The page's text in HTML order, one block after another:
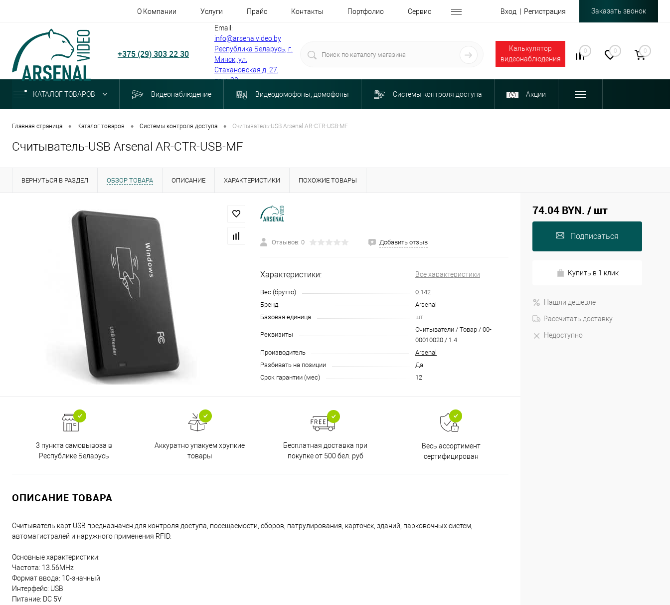
О Компании Услуги Прайс Контакты Портфолио Сервис Вход Регистрация Заказать звонок
+375 (29) 303 22 30
Email:
info@arsenalvideo.by
Республика Беларусь, г.
Минск, ул.
Стахановская д. 27,
пом. 30
Калькулятор
видеонаблюдения
0 0 0
КАТАЛОГ ТОВАРОВ Видеонаблюдение Видеодомофоны, домофоны Системы контроля доступа Акции
Главная страница • Каталог товаров • Системы контроля доступа • Считыватель-USB Arsenal AR-CTR-USB-MF
Считыватель-USB Arsenal AR-CTR-USB-MF
ВЕРНУТЬСЯ В РАЗДЕЛ ОБЗОР ТОВАРА ОПИСАНИЕ ХАРАКТЕРИСТИКИ ПОХОЖИЕ ТОВАРЫ
Отзывов: 0 Добавить отзыв
Характеристики: Все характеристики
Вес (брутто)
0.142
Бренд.
Arsenal
Базовая единица
шт
Реквизиты
Считыватели / Товар / 00-
00010020 / 1.4
Производитель
Arsenal
Разбивать на позиции
Да
Срок гарантии (мес)
12
3 пункта самовывоза в
Республике Беларусь
Аккуратно упакуем хрупкие
товары
Бесплатная доставка при
покупке от 500 бел. руб
Весь ассортимент
сертифицирован
ОПИСАНИЕ ТОВАРА
Считыватель карт USB предназначен для контроля доступа, посещаемости, сборов, патрулирования, карточек, зданий, парковочных систем,
автомагистралей и наружного применения RFID.
Основные характеристики:
Частота: 13.56MHz
Формат ввода: 10-значный
Интерфейс: USB
Питание: DC 5V
74.04 BYN. / шт
Подписаться
Купить в 1 клик
Нашли дешевле
Рассчитать доставку
Недоступно